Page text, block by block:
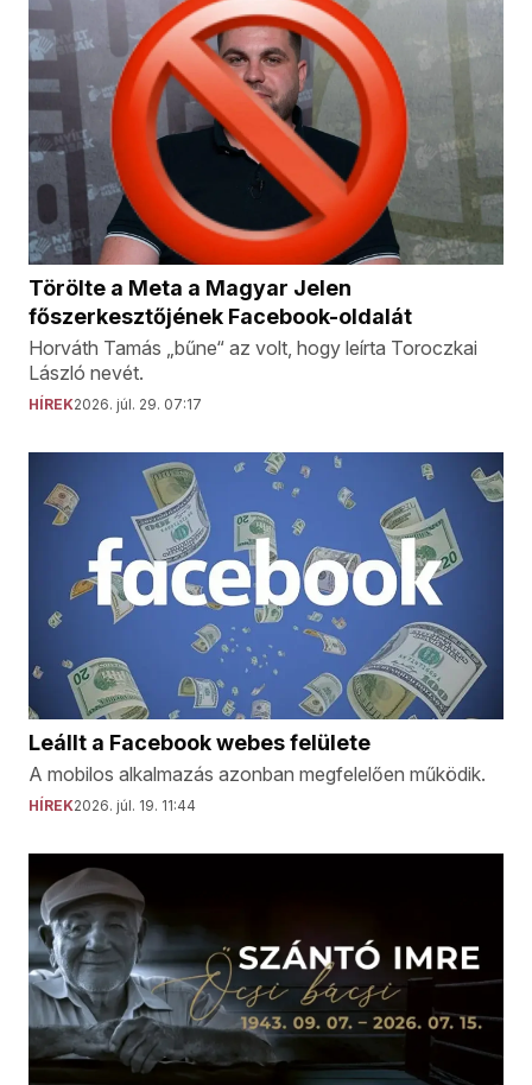
Törölte a Meta a Magyar Jelen
főszerkesztőjének Facebook-oldalát
Horváth Tamás „bűne“ az volt, hogy leírta Toroczkai
László nevét.
HÍREK2026. júl. 29. 07:17
Leállt a Facebook webes felülete
A mobilos alkalmazás azonban megfelelően működik.
HÍREK2026. júl. 19. 11:44